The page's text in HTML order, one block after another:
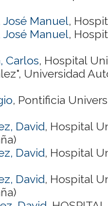
José Manuel,
José Manuel,
Carlos, Hospital
Universidad
, Pontificia
David, Hospital
David, Hospital
David, Hospital